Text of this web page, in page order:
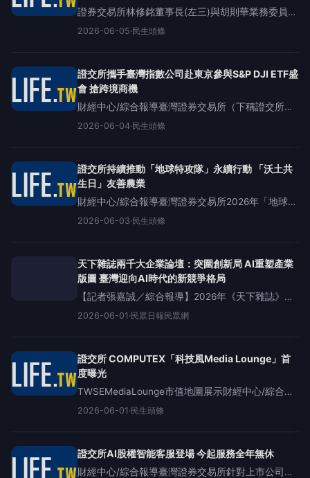
證券交易所林修銘董事長(左三)與胡則華業務委員
(右三)攜手關鍵半導體企業，包含世芯電子(右一)、
代表，展現資本與技術整合如
2026-06-05·民生頭條
證交所攜手臺灣指數公司赴東京參與S&P DJI ETF盛
會 搶跨境商機
財經中心/綜合報導臺灣證券交易所（下稱證交所）
於6月2日至3日赴東京參加第18屆S&amp;PDJI日本
2026-06-04·民生頭條
證交所持續推動「地球特攻隊」永續行動 「沃土共
生日」友善農業
財經中心/綜合報導臺灣證券交易所2026年「地球特
攻隊」SDGs系列活動持續深耕！證交所延續「一地
念轉化為貼近日常的具體實踐。繼首
2026-06-03·民生頭條
天下雜誌兩千大企業論壇：突圍創新局 AI重塑產業
版圖 臺灣迎向AI時代的新競爭格局
【記者張嘉誠／綜合報導】2026年《天下雜誌》
2000大企業論壇，以「IPO新秀與興櫃黑馬」及
新力量。一方面，越來越多創新企業從興櫃邁向資
2026-06-01 ·民眾日報民眾網
證交所 COMPUTEX「科技風Media Lounge」首
度曝光
TWSEMediaLounge市值地圖展示財經中心/綜合報
導臺灣證券交易所今（2026）年再度參與全球科技
2026-06-01 ·民生頭條
證交所AI股權智能客服登場 今起服務全年無休
財經中心/綜合報導臺灣證券交易所針對上市公司內